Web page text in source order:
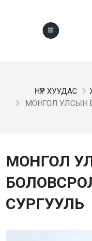
НҮҮР ХУУДАС
МОНГОЛ УЛСЫН
МОНГОЛ
СУРГУУЛЬ